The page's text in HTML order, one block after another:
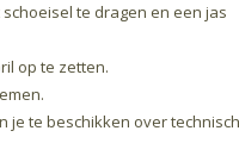
te dragen en een jas
op te zetten.
je te beschikken over